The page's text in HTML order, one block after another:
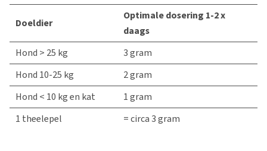
Doeldier
Optimale dosering 1-2 x
daags
Hond > 25 kg
3 gram
Hond 10-25 kg
2 gram
Hond < 10 kg en kat
1 gram
1 theelepel
= circa 3 gram